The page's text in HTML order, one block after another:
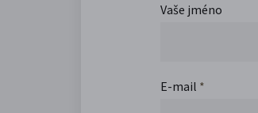
Vaše jméno
E-mail *